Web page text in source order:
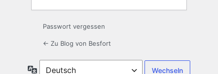
Passwort vergessen
← Zu Blog von Besfort
Sprache